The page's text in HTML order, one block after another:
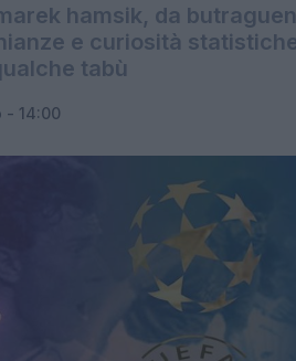
hamsik, da
e curiosità
tabù
- 14:00